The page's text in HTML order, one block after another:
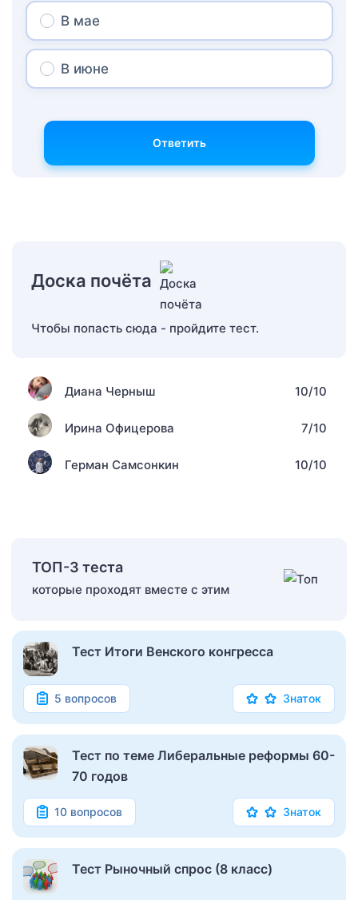
В мае
В июне
Ответить
Доска почёта
Чтобы попасть сюда - пройдите тест.
Диана Черныш 10/10
Ирина Офицерова 7/10
Герман Самсонкин 10/10
ТОП-3 теста
которые проходят вместе с этим
Тест Итоги Венского конгресса
5 вопросов Знаток
Тест по теме Либеральные реформы 60-
70 годов
10 вопросов Знаток
Тест Рыночный спрос (8 класс)